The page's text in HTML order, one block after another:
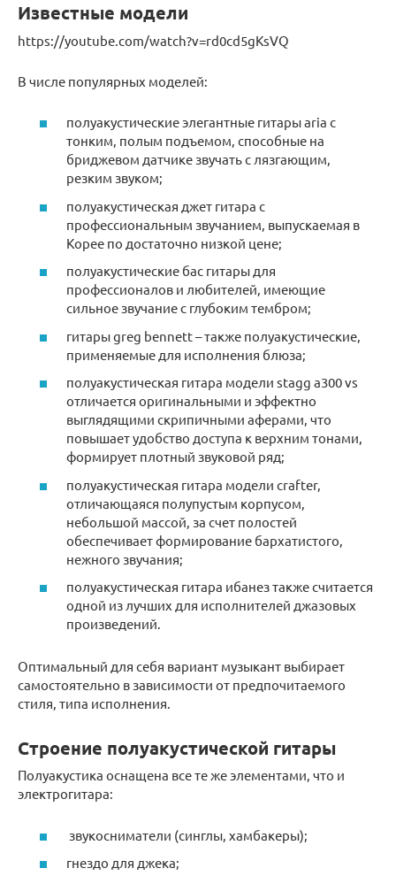
Известные модели
https://youtube.com/watch?v=rd0cd5gKsVQ
В числе популярных моделей:
полуакустические элегантные гитары aria с
тонким, полым подъемом, способные на
бриджевом датчике звучать с лязгающим,
резким звуком;
полуакустическая джет гитара с
профессиональным звучанием, выпускаемая в
Корее по достаточно низкой цене;
полуакустические бас гитары для
профессионалов и любителей, имеющие
сильное звучание с глубоким тембром;
гитары greg bennett – также полуакустические,
применяемые для исполнения блюза;
полуакустическая гитара модели stagg a300 vs
отличается оригинальными и эффектно
выглядящими скрипичными аферами, что
повышает удобство доступа к верхним тонами,
формирует плотный звуковой ряд;
полуакустическая гитара модели crafter,
отличающаяся полупустым корпусом,
небольшой массой, за счет полостей
обеспечивает формирование бархатистого,
нежного звучания;
полуакустическая гитара ибанез также считается
одной из лучших для исполнителей джазовых
произведений.
Оптимальный для себя вариант музыкант выбирает
самостоятельно в зависимости от предпочитаемого
стиля, типа исполнения.
Строение полуакустической гитары
Полуакустика оснащена все те же элементами, что и
электрогитара:
звукосниматели (синглы, хамбакеры);
гнездо для джека;